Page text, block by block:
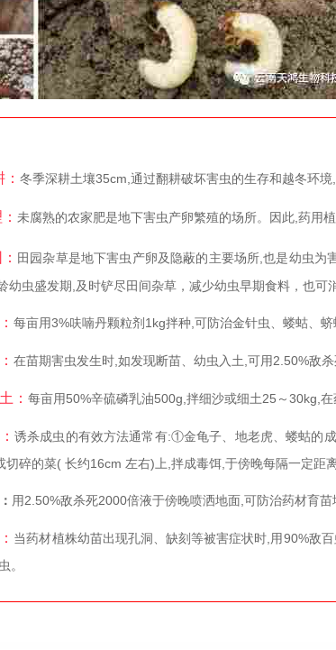
冬季深耕土壤35cm,通过翻耕破坏害虫的生存和越冬环
未腐熟的农家肥是地下害虫产卵繁殖的场所。因此,药用
田园杂草是地下害虫产卵及隐蔽的主要场所,也是幼虫
幼虫盛发期,及时铲尽田间杂草，减少幼虫早期食料，也可
每亩用3%呋喃丹颗粒剂1kg拌种,可防治金针虫、蝼蛄、蛴
在苗期害虫发生时,如发现断苗、幼虫入土,可用2.50%敌
： 每亩用50%辛硫磷乳油500g,拌细沙或细土25～30kg,
诱杀成虫的有效方法通常有:①金龟子、地老虎、蝼蛄的
切碎的菜( 长约16cm 左右)上,拌成毒饵,于傍晚每隔一定距
： 用2.50%敌杀死2000倍液于傍晚喷洒地面,可防治药材育苗
当药材植株幼苗出现孔洞、缺刻等被害症状时,用90%敌
。